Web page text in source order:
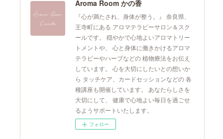
Aroma Room かの香
『心が満たされ、身体が整う。』 奈良県、
王寺町にある アロマテラピーサロン＆スク
ールです。 穏やかで心地よいアロマトリー
トメントや、 心と身体に働きかけるアロマ
テラピーやハーブなどの 植物療法をお伝え
しています。 心を大切にしたいとの想いか
ら タッチケア、カードセッションなどの 各
種講座も開催しています。 あなたらしさを
大切にして、 健康で心地よい毎日を過ごせ
るようサポートいたします。
フォロー